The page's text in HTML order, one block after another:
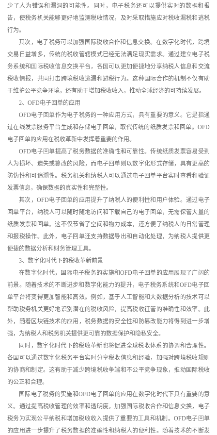
少了人为错误和漏洞的可能性。同时，电子税务还可以提供实时的数据和报
告，使税务机关能够更好地监测税收情况，及时采取措施应对税收漏税和逃税
行为。
其次，电子税务可以加强国际税收合作和信息交换。在数字化时代，跨境
交易日益增多，传统的税收管辖模式已经无法满足现实需求。通过建立电子税
务系统和国际税收信息交换平台，各国可以更加便捷地分享纳税人信息和交流
税收情报，共同打击跨境税收逃漏和避税行为。这种国际合作的机制不仅有助
于维护公平竞争环境，还有助于增加税收收入，推动全球经济的可持续发展。
2、OFD电子回单的应用
OFD电子回单作为电子税务的一种应用方式，具有重要的意义。它是指通
过在线发票服务平台生成和存储电子回单，取代传统的纸质发票和回单。OFD
电子回单的应用在税收革新中发挥着重要的作用。
OFD电子回单提高了税务数据的准确性和可靠性。传统纸质发票容易受到
人为损坏、遗失或篡改的风险，而电子回单则以数字化形式存储，具有更高的
防伪性和可追溯性。税务机关和纳税人可以通过电子回单平台实时查看和验证
发票信息，确保数据的真实性和完整性。
其次，OFD电子回单的应用提升了纳税人的便利性和用户体验。通过电子
回单平台，纳税人可以随时随地访问和下载自己的电子回单，无需保管大量的
纸质发票和回单。这不仅节省了空间和物力成本，还方便了纳税人的日常管理
和报税操作。此外，电子回单还支持数据导出和自动化处理，为纳税人提供更
便捷的数据分析和财务管理工具。
3、数字化时代下的税收革新前景
在数字化时代，国际电子税务的实施和OFD电子回单的应用展现了广阔的
前景。随着技术的不断进步和数字化能力的提升，电子税务系统和OFD电子回
单平台将变得更加智能和高效。例如，基于人工智能和大数据分析的技术可以
帮助税务机关更好地识别潜在的税收风险，提高税收征管的准确性和效率。此
外，随着区块链技术的应用，税务数据的安全性和防篡改能力将得到进一步增
强，为纳税人和税务机关提供更可靠的数据保护和隐私安全。
同时，数字化时代下的税收革新也将促进全球税收体系的协调和合理性。
各国可以通过数字化税务平台实时分享税收信息和经验，加强对跨境税收规则
的协商和制定。这有助于减少跨境税收争端和不公平竞争现象，推动国际税收
的公正和合理。
国际电子税务的实施和OFD电子回单的应用在数字化时代下具有重要的意
义。通过提高税收管理的效率和透明度，加强国际税收合作和信息交换，电子
税务为实现公平纳税和增加税收收入提供了重要的工具和机制。OFD电子回单
的应用进一步提升了税务数据的准确性和纳税人的便利性。随着技术的不断发